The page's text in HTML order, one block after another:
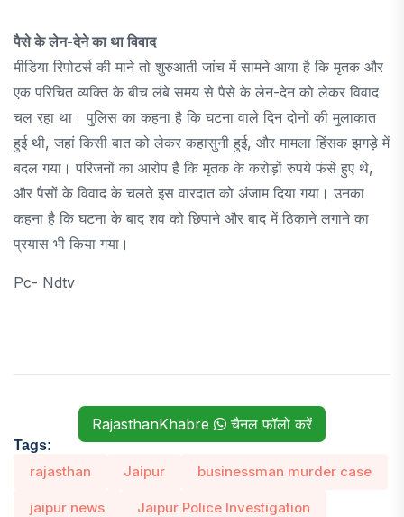
पैसे के लेन-देने का था विवाद
मीडिया रिपोटर्स की माने तो शुरुआती जांच में सामने आया है कि मृतक और
एक परिचित व्यक्ति के बीच लंबे समय से पैसे के लेन-देन को लेकर विवाद
चल रहा था। पुलिस का कहना है कि घटना वाले दिन दोनों की मुलाकात
हुई थी, जहां किसी बात को लेकर कहासुनी हुई, और मामला हिंसक झगड़े में
बदल गया। परिजनों का आरोप है कि मृतक के करोड़ों रुपये फंसे हुए थे,
और पैसों के विवाद के चलते इस वारदात को अंजाम दिया गया। उनका
कहना है कि घटना के बाद शव को छिपाने और बाद में ठिकाने लगाने का
प्रयास भी किया गया।
Pc- Ndtv
RajasthanKhabre चैनल फॉलो करें
Tags:
rajasthan Jaipur businessman murder case
jaipur news Jaipur Police Investigation